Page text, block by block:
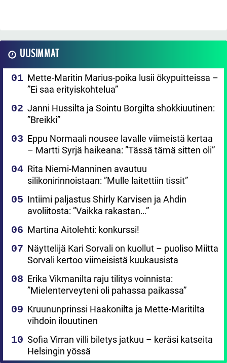
UUSIMMAT
Mette-Maritin Marius-poika lusii ökypuitteissa –
”Ei saa erityiskohtelua”
Janni Hussilta ja Sointu Borgilta shokkiuutinen:
”Breikki”
Eppu Normaali nousee lavalle viimeistä kertaa
– Martti Syrjä haikeana: ”Tässä tämä sitten oli”
Rita Niemi-Manninen avautuu
silikonirinnoistaan: ”Mulle laitettiin tissit”
Intiimi paljastus Shirly Karvisen ja Ahdin
avoliitosta: ”Vaikka rakastan…”
Martina Aitolehti: konkurssi!
Näyttelijä Kari Sorvali on kuollut – puoliso Miitta
Sorvali kertoo viimeisistä kuukausista
Erika Vikmanilta raju tilitys voinnista:
”Mielenterveyteni oli pahassa paikassa”
Kruununprinssi Haakonilta ja Mette-Maritilta
vihdoin ilouutinen
Sofia Virran villi biletys jatkuu – keräsi katseita
Helsingin yössä